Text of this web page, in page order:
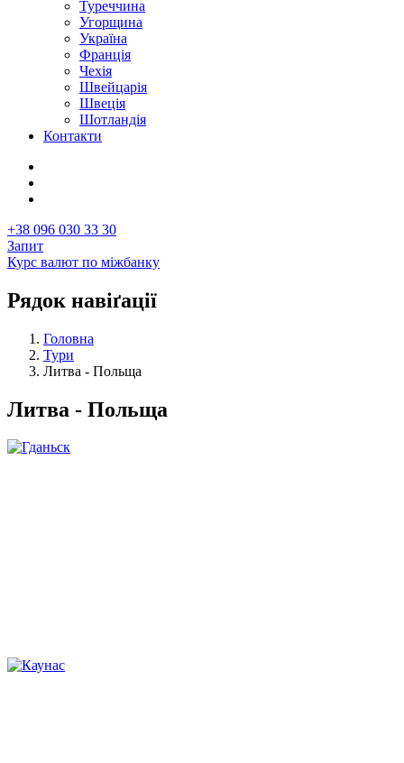
Туреччина
Угорщина
Україна
Франція
Чехія
Швейцарія
Швеція
Шотландія
Контакти
+38 096 030 33 30
Запит
Курс валют по міжбанку
Рядок навіґації
Головна
Тури
Литва - Польща
Литва - Польща